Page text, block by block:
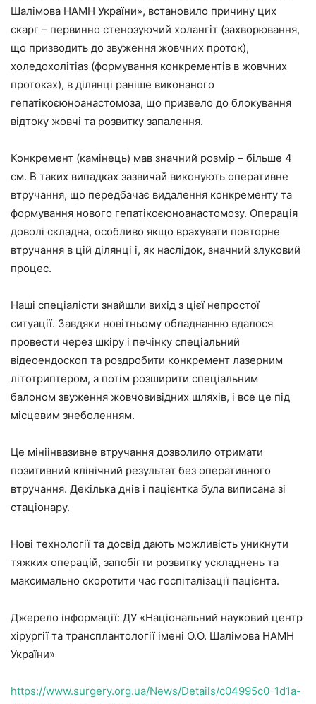
Шалімова НАМН України», встановило причину цих
скарг – первинно стенозуючий холангіт (захворювання,
що призводить до звуження жовчних проток),
холедохолітіаз (формування конкрементів в жовчних
протоках), в ділянці раніше виконаного
гепатікоєюноанастомоза, що призвело до блокування
відтоку жовчі та розвитку запалення.
Конкремент (камінець) мав значний розмір – більше 4
см. В таких випадках зазвичай виконують оперативне
втручання, що передбачає видалення конкременту та
формування нового гепатікоєюноанастомозу. Операція
доволі складна, особливо якщо врахувати повторне
втручання в цій ділянці і, як наслідок, значний злуковий
процес.
Наші спеціалісти знайшли вихід з цієї непростої
ситуації. Завдяки новітньому обладнанню вдалося
провести через шкіру і печінку спеціальний
відеоендоскоп та роздробити конкремент лазерним
літотриптером, а потім розширити спеціальним
балоном звуження жовчовивідних шляхів, і все це під
місцевим знеболенням.
Це мініінвазивне втручання дозволило отримати
позитивний клінічний результат без оперативного
втручання. Декілька днів і пацієнтка була виписана зі
стаціонару.
Нові технології та досвід дають можливість уникнути
тяжких операцій, запобігти розвитку ускладнень та
максимально скоротити час госпіталізації пацієнта.
Джерело інформації: ДУ «Національний науковий центр
хірургії та трансплантології імені О.О. Шалімова НАМН
України»
https://www.surgery.org.ua/News/Details/c04995c0-1d1a-